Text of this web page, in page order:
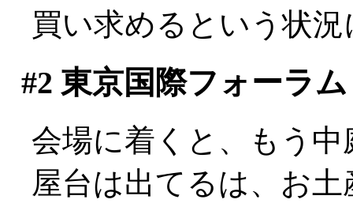
買い求めるという状
#2 東京国際フォーラム
会場に着くと、もう
屋台は出てるは、お